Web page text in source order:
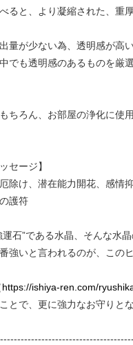
ると、より凝縮された、重
量が少ない為、透明感が高
でも透明感のあるものを厳
ちろん、お部屋の浄化に使
セージ】
除け、潜在能力開花、感情
護符
運石”である水晶、そんな水
強いと言われるのが、この
https://ishiya-ren.com/
とで、更に強力なお守りとな